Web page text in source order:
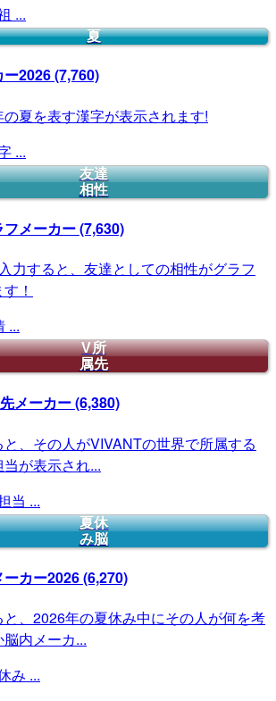
...
夏
ー2026(7,760)
夏を表す漢字が表示されます!
...
友達
相性
メーカー(7,630)
力すると、友達としての相性がグラフ
！
...
V所
属先
メーカー(6,380)
、その人がVIVANTの世界で所属する
が表示され...
当 ...
夏休
み脳
カー2026(6,270)
、2026年の夏休み中にその人が何を考
内メーカ...
み ...